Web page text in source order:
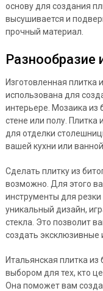
основу для создания
высушивается и
прочный материал.
Разнообразие
Изготовленная плитка
использована для
интерьере. Мозаика из
стене или полу. Плитка
для отделки
вашей кухни или
Сделать плитку из
возможно. Для этого
инструменты для
уникальный дизайн,
стекла. Это позволит
создать эксклюзивные
Итальянская плитка из
выбором для тех, кто
Она поможет вам